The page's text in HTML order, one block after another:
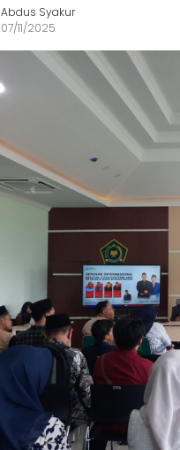
Abdus Syakur
07/11/2025